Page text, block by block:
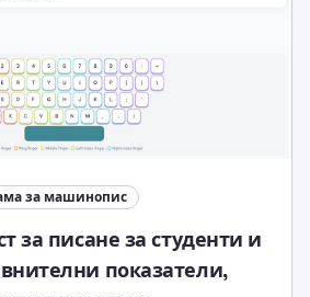
за машинопис
за писане за студенти и
показатели,